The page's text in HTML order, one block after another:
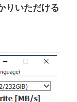
りいただける